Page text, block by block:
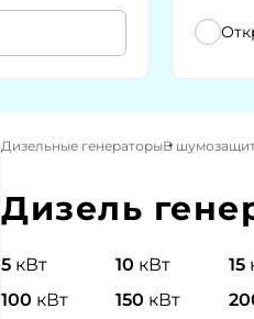
Дизельные генераторыВ
Дизель
5 кВт 10 кВт 15
100 кВт 150 кВт